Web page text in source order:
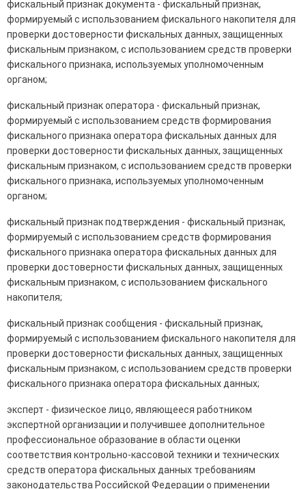
фискальный признак документа - фискальный признак,
формируемый с использованием фискального накопителя для
проверки достоверности фискальных данных, защищенных
фискальным признаком, с использованием средств проверки
фискального признака, используемых уполномоченным
органом;
фискальный признак оператора - фискальный признак,
формируемый с использованием средств формирования
фискального признака оператора фискальных данных для
проверки достоверности фискальных данных, защищенных
фискальным признаком, с использованием средств проверки
фискального признака, используемых уполномоченным
органом;
фискальный признак подтверждения - фискальный признак,
формируемый с использованием средств формирования
фискального признака оператора фискальных данных для
проверки достоверности фискальных данных, защищенных
фискальным признаком, с использованием фискального
накопителя;
фискальный признак сообщения - фискальный признак,
формируемый с использованием фискального накопителя для
проверки достоверности фискальных данных, защищенных
фискальным признаком, с использованием средств проверки
фискального признака оператора фискальных данных;
эксперт - физическое лицо, являющееся работником
экспертной организации и получившее дополнительное
профессиональное образование в области оценки
соответствия контрольно-кассовой техники и технических
средств оператора фискальных данных требованиям
законодательства Российской Федерации о применении